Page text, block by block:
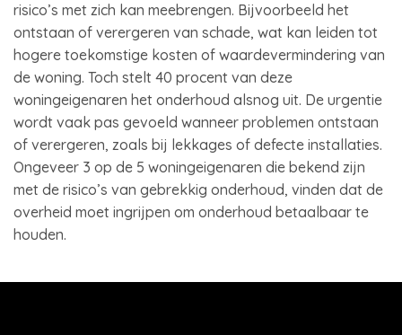
risico’s met zich kan meebrengen. Bijvoorbeeld het
ontstaan of verergeren van schade, wat kan leiden tot
hogere toekomstige kosten of waardevermindering van
de woning. Toch stelt 40 procent van deze
woningeigenaren het onderhoud alsnog uit. De urgentie
wordt vaak pas gevoeld wanneer problemen ontstaan
of verergeren, zoals bij lekkages of defecte installaties.
Ongeveer 3 op de 5 woningeigenaren die bekend zijn
met de risico’s van gebrekkig onderhoud, vinden dat de
overheid moet ingrijpen om onderhoud betaalbaar te
houden.